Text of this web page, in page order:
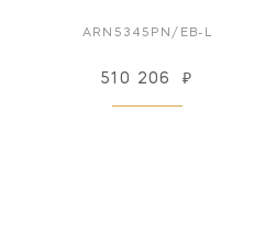
ARN5345PN/EB-L
510 206 ₽